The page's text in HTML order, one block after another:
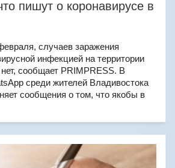
пишут о коронавирусе в
случаев заражения
инфекцией на территории
сообщает PRIMPRESS. В
среди жителей Владивостока
сообщения о том, что якобы в